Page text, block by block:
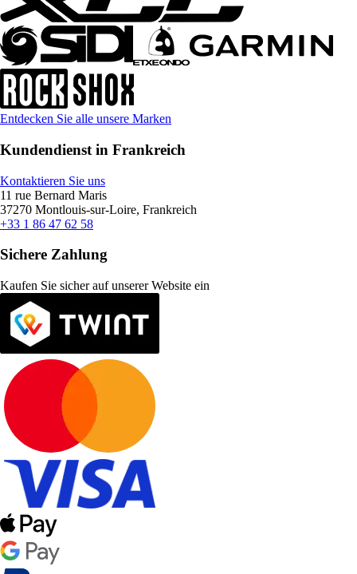
Entdecken Sie alle unsere Marken
Kundendienst in Frankreich
Kontaktieren Sie uns
11 rue Bernard Maris
37270 Montlouis-sur-Loire, Frankreich
+33 1 86 47 62 58
Sichere Zahlung
Kaufen Sie sicher auf unserer Website ein